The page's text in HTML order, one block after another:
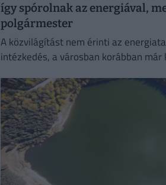
így spórolnak az energiával,
polgármester
A közvilágítást nem érinti az
intézkedés, a városban korábban